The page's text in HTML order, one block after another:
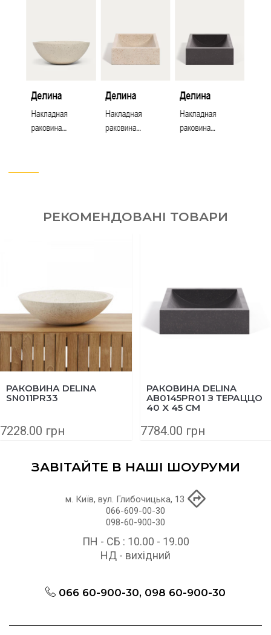
РЕКОМЕНДОВАНІ ТОВАРИ
РАКОВИНА DELINA
SN011PR33
7228.00 грн
РАКОВИНА DELINA
AB0145PR01 З ТЕРАЦЦО
40 X 45 СМ
7784.00 грн
ЗАВІТАЙТЕ В НАШІ ШОУРУМИ
м. Київ, вул. Глибочицька, 13
066-609-00-30
098-60-900-30
ПН - СБ : 10.00 - 19.00
НД - вихідний
066 60-900-30, 098 60-900-30